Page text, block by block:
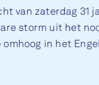
van zaterdag 31
storm uit het
omhoog in het